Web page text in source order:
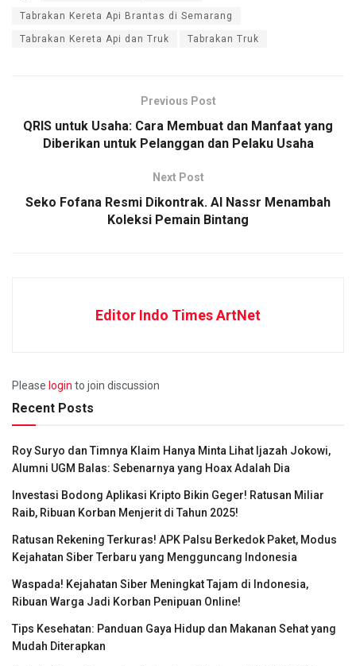
Tabrakan Kereta Api Brantas di Semarang
Tabrakan Kereta Api dan Truk Tabrakan Truk
Previous Post
QRIS untuk Usaha: Cara Membuat dan Manfaat yang
Diberikan untuk Pelanggan dan Pelaku Usaha
Next Post
Seko Fofana Resmi Dikontrak. Al Nassr Menambah
Koleksi Pemain Bintang
Editor Indo Times ArtNet
Please login to join discussion
Recent Posts
Roy Suryo dan Timnya Klaim Hanya Minta Lihat Ijazah Jokowi,
Alumni UGM Balas: Sebenarnya yang Hoax Adalah Dia
Investasi Bodong Aplikasi Kripto Bikin Geger! Ratusan Miliar
Raib, Ribuan Korban Menjerit di Tahun 2025!
Ratusan Rekening Terkuras! APK Palsu Berkedok Paket, Modus
Kejahatan Siber Terbaru yang Mengguncang Indonesia
Waspada! Kejahatan Siber Meningkat Tajam di Indonesia,
Ribuan Warga Jadi Korban Penipuan Online!
Tips Kesehatan: Panduan Gaya Hidup dan Makanan Sehat yang
Mudah Diterapkan